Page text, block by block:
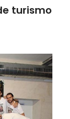
turismo